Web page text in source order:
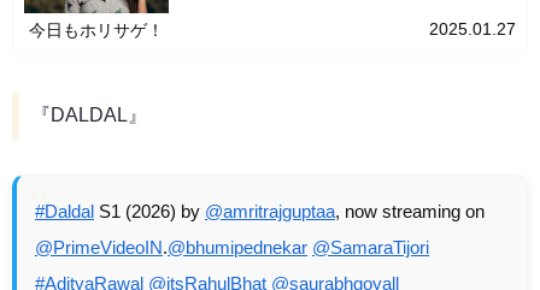
今日もホリサゲ！ 2025.01.27
『DALDAL』
#Daldal S1 (2026) by @amritrajguptaa, now streaming on
@PrimeVideoIN.@bhumipednekar @SamaraTijori
#AdityaRawal @itsRahulBhat @saurabhgoyall